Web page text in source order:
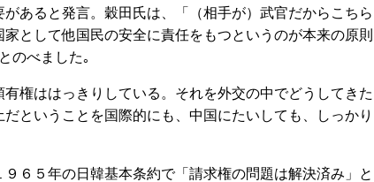
あると発言。穀田氏は、「（相手が）武官だからこちら
として他国民の安全に責任をもつというのが本来の原則
のべました｡
権ははっきりしている。それを外交の中でどうしてきた
ということを国際的にも、中国にたいしても、しっかり
６５年の日韓基本条約で「請求権の問題は解決済み」と